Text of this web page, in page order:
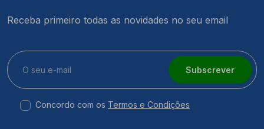
Receba primeiro todas as novidades no seu email
Subscrever
Concordo com os Termos e Condições